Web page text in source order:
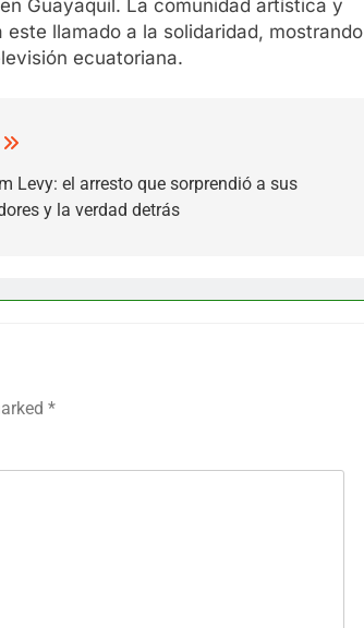
Guayaquil. La comunidad artística y
llamado a la solidaridad, mostrando
ecuatoriana.
Levy: el arresto que sorprendió a sus
y la verdad detrás
*